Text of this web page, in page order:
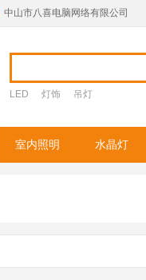
中山市八喜电脑网络有限公司
LED 灯饰 吊灯
室内照明 水晶灯